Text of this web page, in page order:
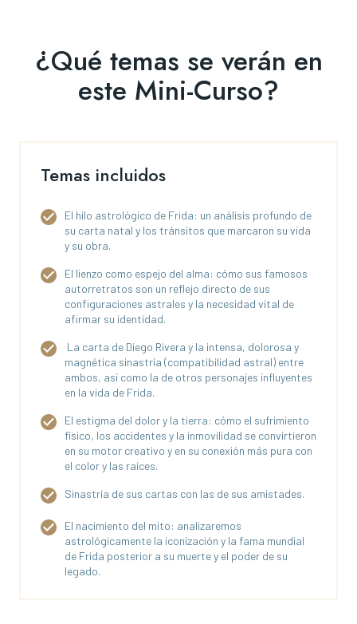
¿Qué temas se verán en
este Mini-Curso?
Temas incluidos
El hilo astrológico de Frida: un análisis profundo de
su carta natal y los tránsitos que marcaron su vida
y su obra.
El lienzo como espejo del alma: cómo sus famosos
autorretratos son un reflejo directo de sus
configuraciones astrales y la necesidad vital de
afirmar su identidad.
La carta de Diego Rivera y la intensa, dolorosa y
magnética sinastría (compatibilidad astral) entre
ambos, así como la de otros personajes influyentes
en la vida de Frida.
El estigma del dolor y la tierra: cómo el sufrimiento
físico, los accidentes y la inmovilidad se convirtieron
en su motor creativo y en su conexión más pura con
el color y las raíces.
Sinastría de sus cartas con las de sus amistades.
El nacimiento del mito: analizaremos
astrológicamente la iconización y la fama mundial
de Frida posterior a su muerte y el poder de su
legado.